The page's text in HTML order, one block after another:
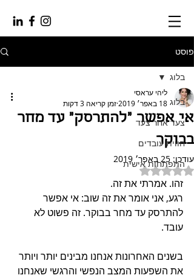
פוסט
בלוג
צעד אחר צעד
חווית עובדים
התפתחות אישית
בלוג
אי אפשר "להתרסק" עד מחר
בבוקר
ליהי עראסי
18 באפר׳ 2019
זמן קריאה 3 דקות
עודכן: 25 באפר׳ 2019
דירוג של NaN מתוך 5 כוכבים
זהו. אמרתי את זה.
רגע, אני אומר את זה שוב: אי אפשר
להתרסק עד מחר בבוקר. זה פשוט לא
עובד.
בשנים האחרונות אנחנו מבינים יותר ויותר
את השפעות המצב הנפשי והרגשי שאנחנו